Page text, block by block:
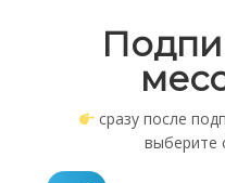
сразу после
выберите